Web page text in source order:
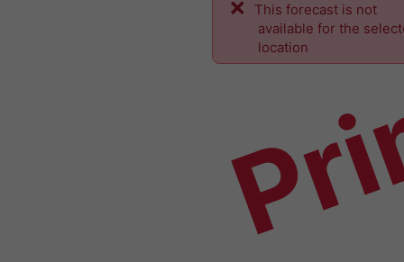
This forecast is not
available for the
location